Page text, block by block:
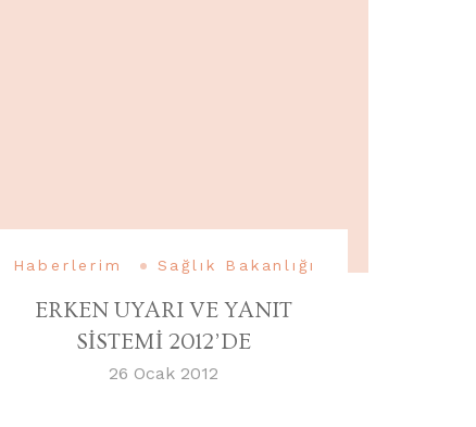
Haberlerim Sağlık Bakanlığı
ERKEN UYARI VE YANIT
SİSTEMİ 2012’DE
26 Ocak 2012